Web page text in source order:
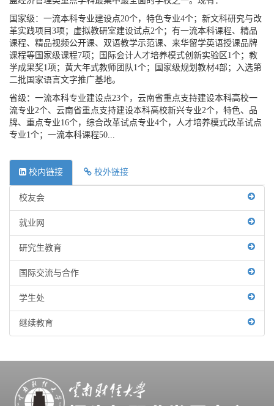
国家级：一流本科专业建设点20个，特色专业4个；新文科研究与改
革实践项目3项；虚拟教研室建设试点2个；有一流本科课程、精品
课程、精品视频公开课、双语教学示范课、来华留学英语授课品牌
课程等国家级课程7项；国际会计人才培养模式创新实验区1个；教
学成果奖1项；黄大年式教师团队1个；国家级规划教材4部；入选第
二批国家语言文字推广基地。
省级：一流本科专业建设点23个，云南省重点支持建设本科高校一
流专业2个、云南省重点支持建设本科高校新兴专业2个，特色、品
牌、重点专业16个，综合改革试点专业4个，人才培养模式改革试点
专业1个；一流本科课程50...
校内链接 校外链接
校友会
就业网
研究生教育
国际交流与合作
学生处
继续教育